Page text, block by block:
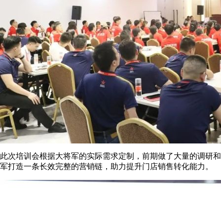
此次培训会根据大将军的实际需求定制，前期做了大量的调研
军打造一条长效完整的营销链，助力提升门店销售转化能力。